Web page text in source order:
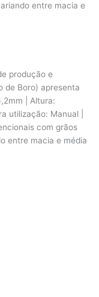
entre macia e
produção e
de Boro) apresenta
| Altura:
utilização: Manual |
com grãos
entre macia e média